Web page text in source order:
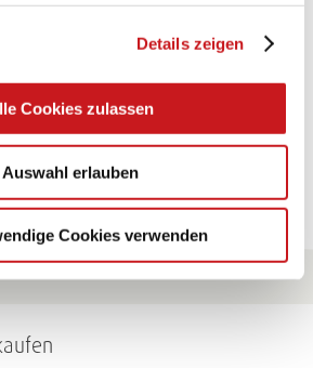
Details zeigen
Cookies zulassen
Auswahl erlauben
Cookies verwenden
Zum Tipp